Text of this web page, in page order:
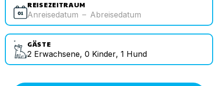
REISEZEITRAUM
Anreisedatum – Abreisedatum
GÄSTE
2 Erwachsene, 0 Kinder, 1 Hund